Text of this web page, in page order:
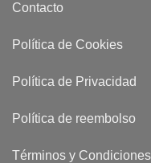
Contacto
Política de Cookies
Política de Privacidad
Política de reembolso
Términos y Condiciones